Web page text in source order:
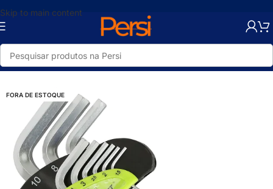
Skip to main content
Início/Loja/Ferramentas/Ferramentas Manuais
FORA DE ESTOQUE